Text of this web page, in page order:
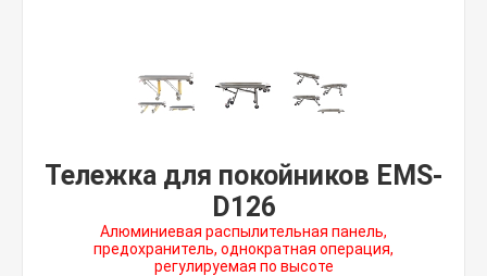
Тележка для покойников EMS-
D126
Алюминиевая распылительная панель,
предохранитель, однократная операция,
регулируемая по высоте